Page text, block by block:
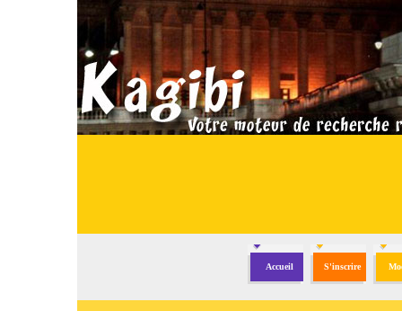
Accueil S'inscrire